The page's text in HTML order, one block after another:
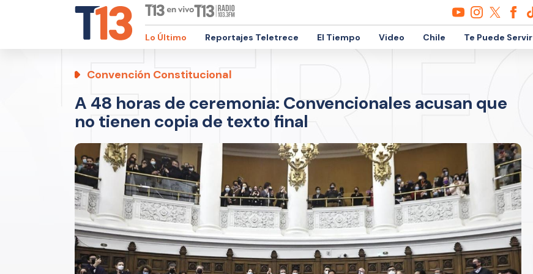
Lo Último Reportajes Teletrece El Tiempo Video Chile Te Puede Servir
Convención Constitucional
A 48 horas de ceremonia: Convencionales acusan que
no tienen copia de texto final